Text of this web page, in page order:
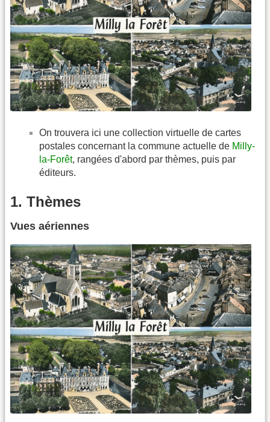
On trouvera ici une collection virtuelle de cartes
postales concernant la commune actuelle de Milly-
la-Forêt, rangées d'abord par thèmes, puis par
éditeurs.
1. Thèmes
Vues aériennes